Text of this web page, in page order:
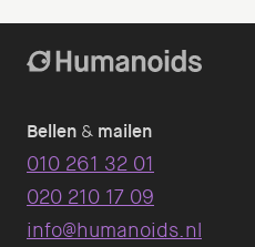
Bellen & mailen
010 261 32 01
020 210 17 09
info@humanoids.nl